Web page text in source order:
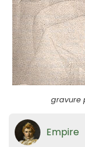
gravure
Empire